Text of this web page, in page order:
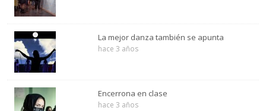
La mejor danza también se apunta
hace 3 años
Encerrona en clase
hace 3 años